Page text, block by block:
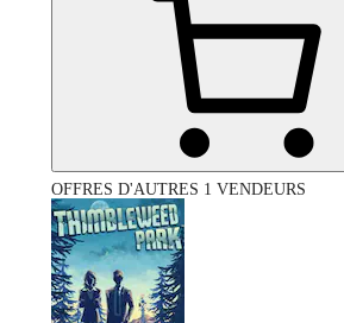
OFFRES D'AUTRES 1 VENDEURS